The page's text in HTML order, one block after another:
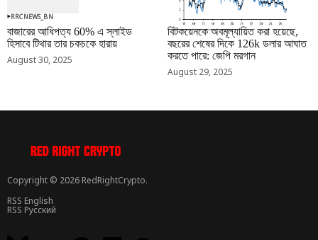
RRCNEWS_BN
বাজারের আধিপত্য 60% এ স্লাইড
হিসাবে টিথার তার চকচকে হারায়
August 30, 2025
RRCNEWS_BN
বিটকয়েনকে অবমূল্যায়িত করা হয়েছে,
বছরের শেষের দিকে 126k ডলার আঘাত
করতে পারে: জেপি মরগান
August 29, 2025
Copyright © 2026 RedRightCrypto.
RSS English
RSS Русский